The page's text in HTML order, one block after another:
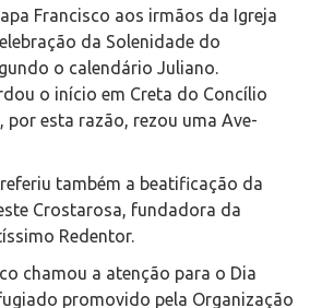
Francisco aos irmãos da Igreja
da Solenidade do
o calendário Juliano.
o início em Creta do Concílio
por esta razão, rezou uma Ave-
também a beatificação da
Crostarosa, fundadora da
Redentor.
chamou a atenção para o Dia
promovido pela Organização